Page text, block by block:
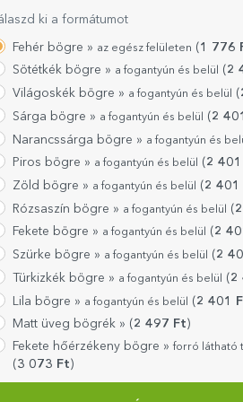
ki a formátumot
Fehér bögre » az egész felületen (1 776
Sötétkék bögre » a fogantyún és belül ( 2
Világoskék bögre » a fogantyún és belül (
Sárga bögre » a fogantyún és belül (2 401
Narancssárga bögre » a fogantyún és
Piros bögre » a fogantyún és belül ( 2 401
Zöld bögre » a fogantyún és belül ( 2 401
Rózsaszín bögre » a fogantyún és belül (
Fekete bögre » a fogantyún és belül ( 2
Szürke bögre » a fogantyún és belül ( 2
Türkizkék bögre » a fogantyún és belül ( 2
Lila bögre » a fogantyún és belül (2 401
Matt üveg bögrék » ( 2 497 Ft )
Fekete hőérzékeny bögre »forró látható
( 3 073 Ft )